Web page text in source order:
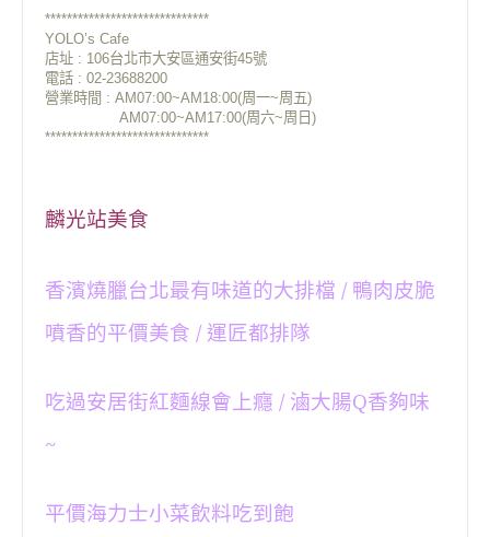
******************************
YOLO’s Cafe
店址 : 106台北市大安區通安街45號
電話 : 02-23688200
營業時間 : AM07:00~AM18:00(周一~周五)
AM07:00~AM17:00(周六~周日)
******************************
麟光站美食
香濱燒臘台北最有味道的大排檔 / 鴨肉皮脆
噴香的平價美食 / 運匠都排隊
吃過安居街紅麵線會上癮 / 滷大腸Q香夠味
~
平價海力士小菜飲料吃到飽